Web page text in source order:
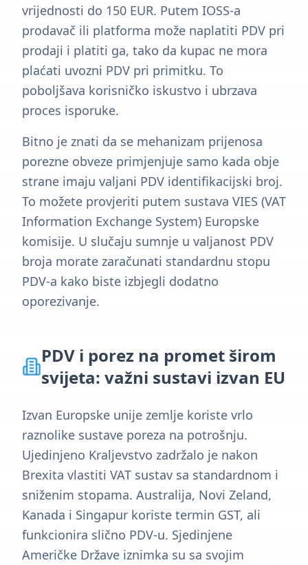
vrijednosti do 150 EUR. Putem IOSS-a
prodavač ili platforma može naplatiti PDV pri
prodaji i platiti ga, tako da kupac ne mora
plaćati uvozni PDV pri primitku. To
poboljšava korisničko iskustvo i ubrzava
proces isporuke.
Bitno je znati da se mehanizam prijenosa
porezne obveze primjenjuje samo kada obje
strane imaju valjani PDV identifikacijski broj.
To možete provjeriti putem sustava VIES (VAT
Information Exchange System) Europske
komisije. U slučaju sumnje u valjanost PDV
broja morate zaračunati standardnu stopu
PDV-a kako biste izbjegli dodatno
oporezivanje.
PDV i porez na promet širom
svijeta: važni sustavi izvan EU
Izvan Europske unije zemlje koriste vrlo
raznolike sustave poreza na potrošnju.
Ujedinjeno Kraljevstvo zadržalo je nakon
Brexita vlastiti VAT sustav sa standardnom i
sniženim stopama. Australija, Novi Zeland,
Kanada i Singapur koriste termin GST, ali
funkcionira slično PDV-u. Sjedinjene
Američke Države iznimka su sa svojim